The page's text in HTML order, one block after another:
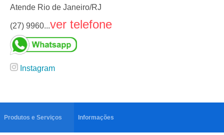
Atende Rio de Janeiro/RJ
(27) 9960...ver telefone
Instagram
Produtos e Serviços Informações